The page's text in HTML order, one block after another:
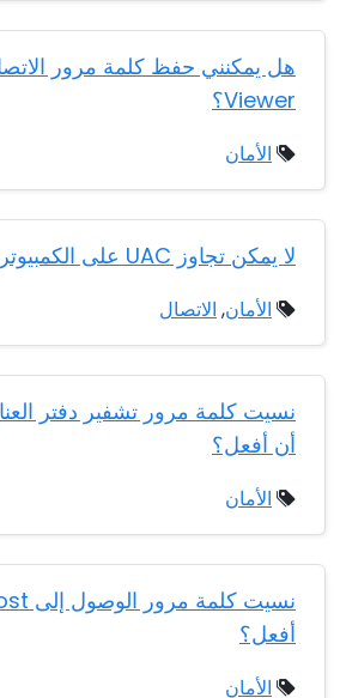
هل يمكنني حفظ كلمة مرور
Viewer؟
الأمان
لا يمكن تجاوز UAC على الكمبيوتر عن بُعد
الأمان, الاتصال
نسيت كلمة مرور تشفير دفتر
أن أفعل؟
الأمان
أفعل؟
الأمان